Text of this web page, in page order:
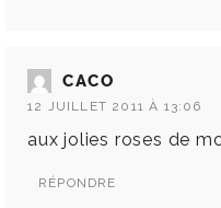
CACO
12 JUILLET 2011 À 13:06
aux jolies roses de
RÉPONDRE